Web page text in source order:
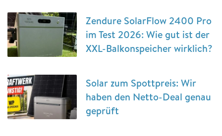
Zendure SolarFlow 2400 Pro
im Test 2026: Wie gut ist der
XXL-Balkonspeicher wirklich?
Solar zum Spottpreis: Wir
haben den Netto-Deal genau
geprüft